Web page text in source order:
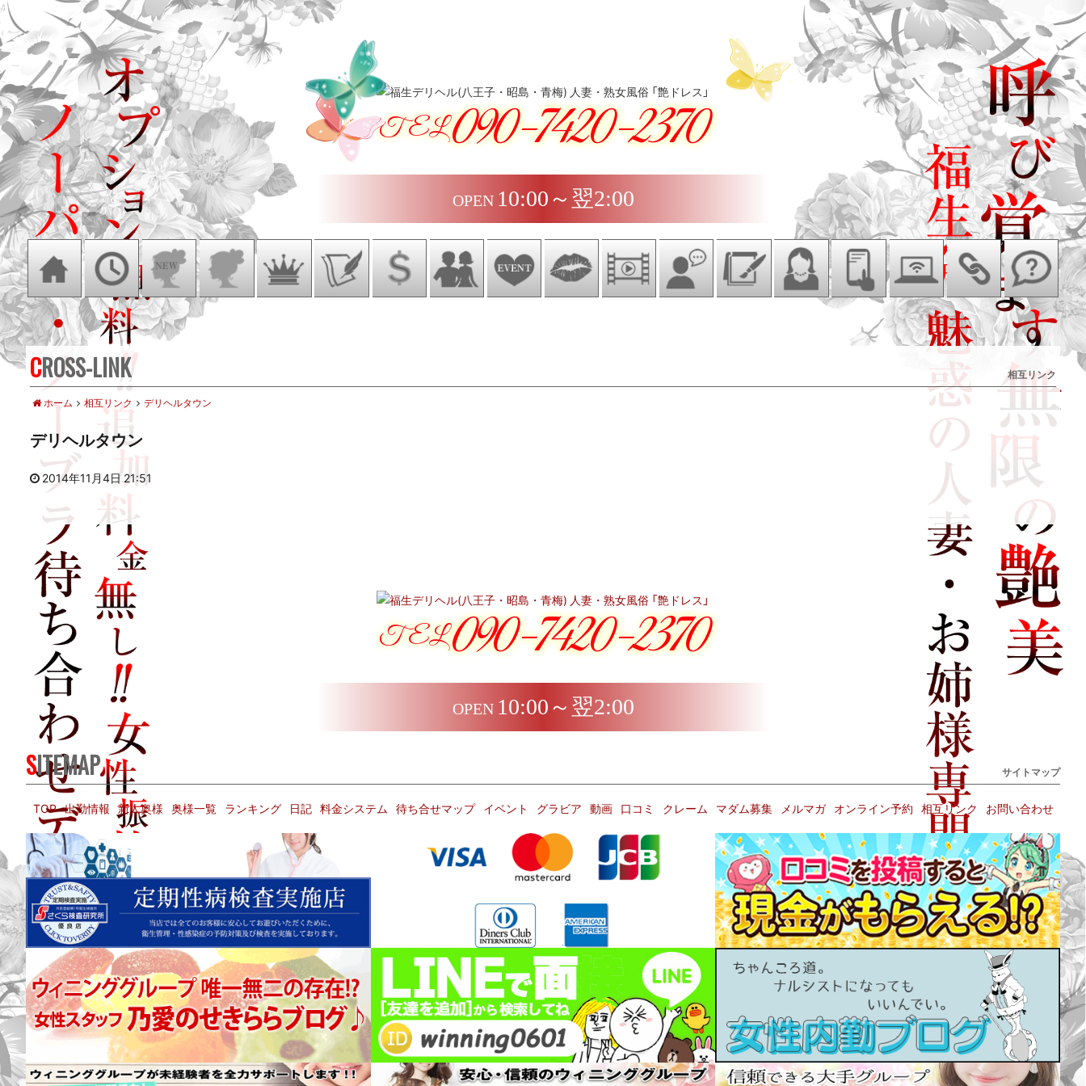
TEL090-7420-2370
OPEN 10:00～翌2:00
CROSS-LINK 相互リンク
ホーム 相互リンク デリヘルタウン
デリヘルタウン
2014年11月4日 21:51
TEL090-7420-2370
OPEN 10:00～翌2:00
SITEMAP サイトマップ
TOP 出勤情報 新人奥様 奥様一覧 ランキング 日記 料金システム 待ち合せマップ イベント グラビア 動画 口コミ クレーム マダム募集 メルマガ オンライン予約 相互リンク お問い合わせ